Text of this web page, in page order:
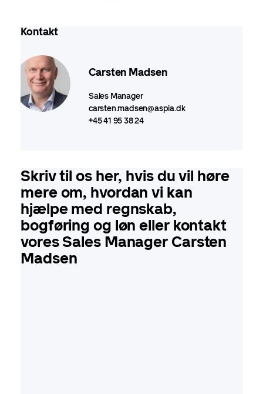
Kontakt
Carsten Madsen
Sales Manager
carsten.madsen@aspia.dk
+45 41 95 38 24
Skriv til os her, hvis du vil høre
mere om, hvordan vi kan
hjælpe med regnskab,
bogføring og løn eller kontakt
vores Sales Manager Carsten
Madsen